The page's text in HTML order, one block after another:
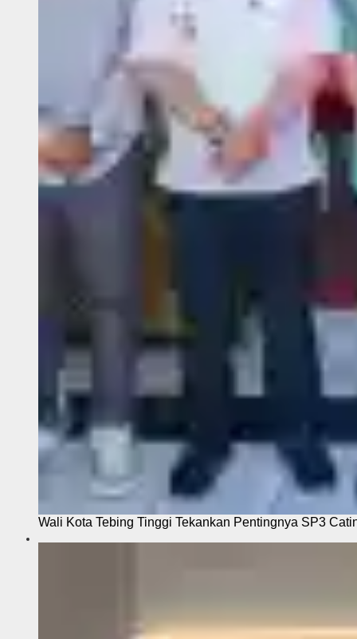
Wali Kota Tebing Tinggi Tekankan Pentingnya SP3